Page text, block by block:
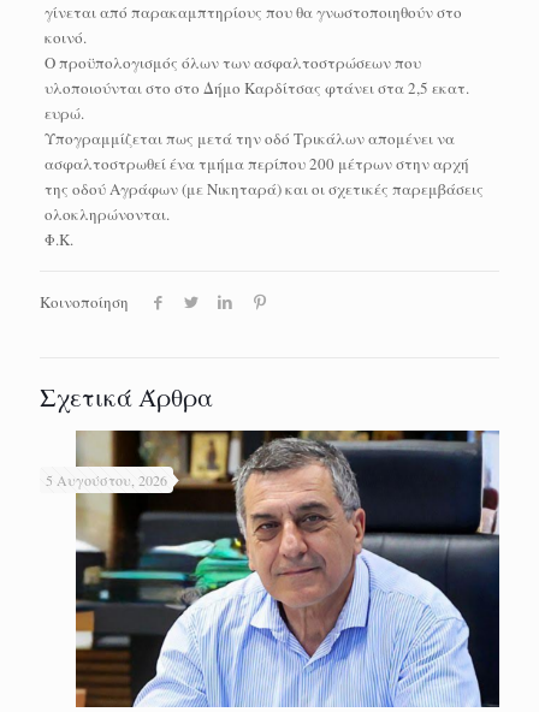
γίνεται από παρακαμπτηρίους που θα γνωστοποιηθούν στο
κοινό.
Ο προϋπολογισμός όλων των ασφαλτοστρώσεων που
υλοποιούνται στο στο Δήμο Καρδίτσας φτάνει στα 2,5 εκατ.
ευρώ.
Υπογραμμίζεται πως μετά την οδό Τρικάλων απομένει να
ασφαλτοστρωθεί ένα τμήμα περίπου 200 μέτρων στην αρχή
της οδού Αγράφων (με Νικηταρά) και οι σχετικές παρεμβάσεις
ολοκληρώνονται.
Φ.Κ.
Κοινοποίηση
Σχετικά Άρθρα
5 Αυγούστου, 2026